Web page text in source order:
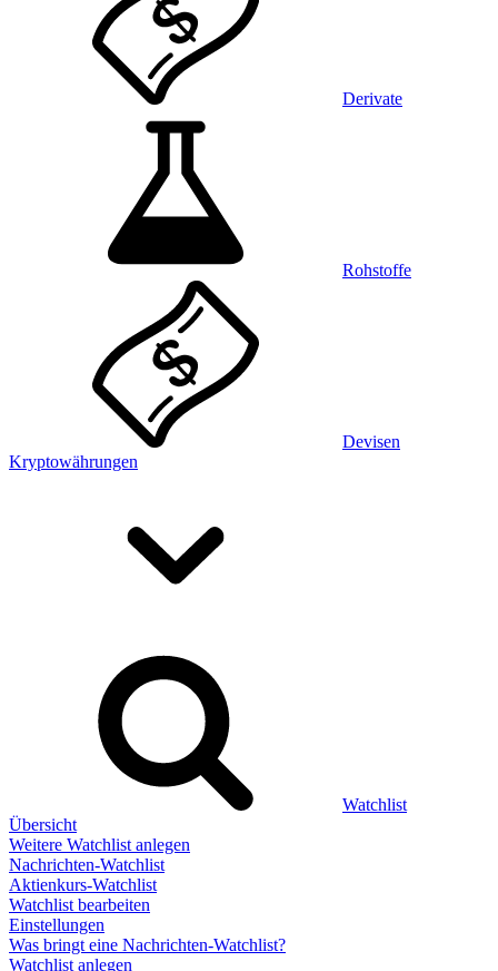
Derivate
Rohstoffe
Devisen
Kryptowährungen
Watchlist
Übersicht
Weitere Watchlist anlegen
Nachrichten-Watchlist
Aktienkurs-Watchlist
Watchlist bearbeiten
Einstellungen
Was bringt eine Nachrichten-Watchlist?
Watchlist anlegen